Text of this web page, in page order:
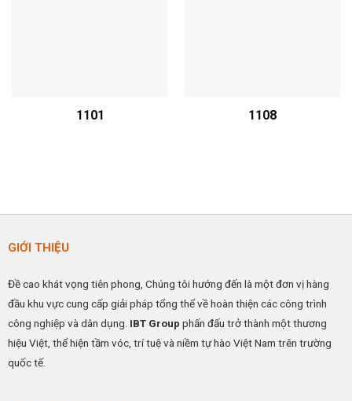
1101 1108
GIỚI THIỆU
Đề cao khát vọng tiên phong, Chúng tôi hướng đến là một đơn vị hàng
đầu khu vực cung cấp giải pháp tổng thể về hoàn thiện các công trình
công nghiệp và dân dụng. IBT Group phấn đấu trở thành một thương
hiệu Việt, thể hiện tầm vóc, trí tuệ và niềm tự hào Việt Nam trên trường
quốc tế.